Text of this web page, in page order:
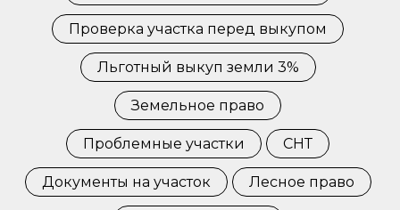
Проверка участка перед выкупом
Льготный выкуп земли 3%
Земельное право
Проблемные участки СНТ
Документы на участок Лесное право